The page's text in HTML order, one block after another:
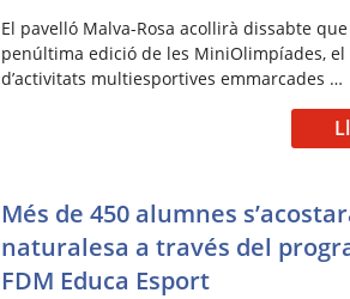
El pavelló Malva-Rosa acollirà dissabte que
penúltima edició de les MiniOlimpíades,
d’activitats multiesportives emmarcades …
Més de 450 alumnes
naturalesa a través del
FDM Educa Esport